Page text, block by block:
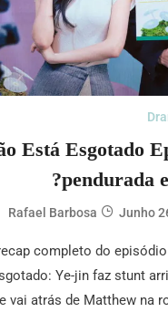
Está Esgotado
pendurada
Junho
Rafael Barbosa
completo do
Ye-jin faz stunt
vai atrás de Matthew na